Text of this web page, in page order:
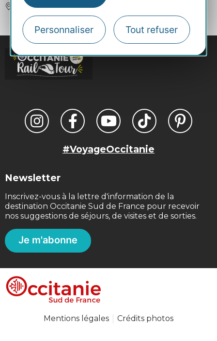
Personnaliser Tout refuser
GAILLAC
#VoyageOccitanie
Newsletter
Inscrivez-vous à la lettre d'information de la
destination Occitanie Sud de France pour recevoir
nos suggestions de séjours, de visites et de sorties.
Je m'abonne
Mentions légales Crédits photos